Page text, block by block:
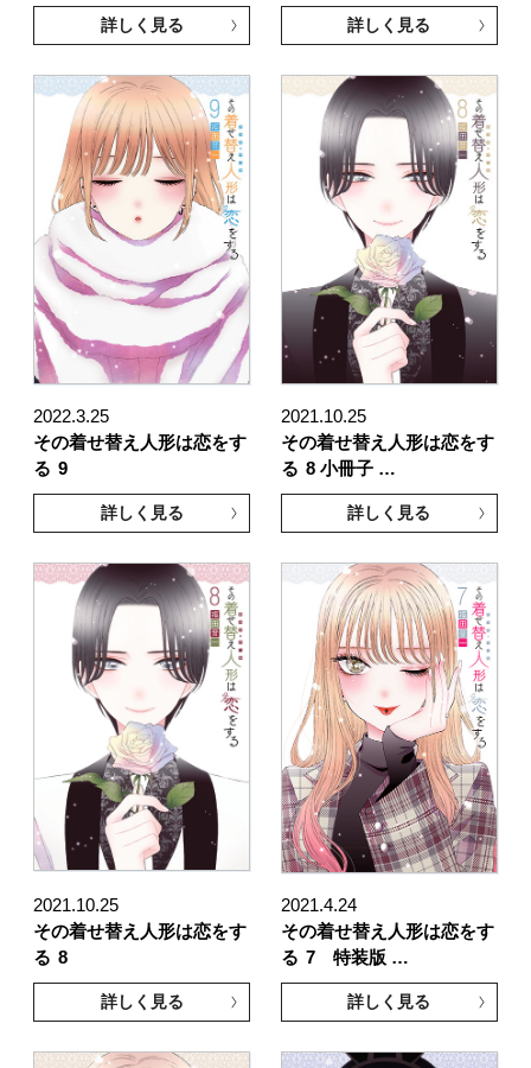
詳しく見る 詳しく見る
2022.3.25
その着せ替え人形は恋をす
る 9
詳しく見る
2021.10.25
その着せ替え人形は恋をす
る 8 小冊子 …
詳しく見る
2021.10.25
その着せ替え人形は恋をす
る 8
詳しく見る
2021.4.24
その着せ替え人形は恋をす
る 7 特装版 …
詳しく見る